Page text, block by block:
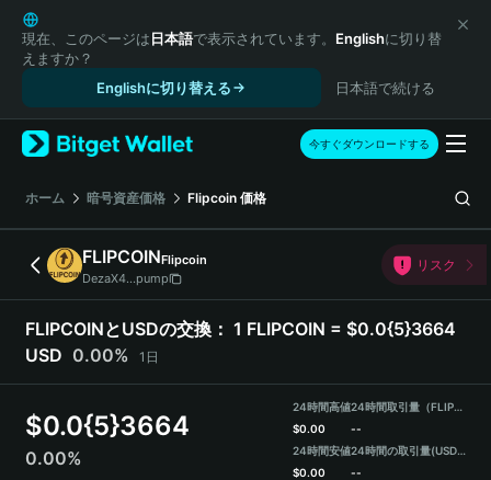
English
日本語
Tiếng Việt
Español (Latinoamérica)
Türkçe
Français
Deutsch
简体中文
繁體中文
Português (Portugal)
Bahasa Indonesia
ภาษาไทย
हिन्दी
Español
Português (Brasil)
現在、このページは日本語で表示されています。 Englishに切り替
えますか？
Englishに切り替える
日本語で続ける
今すぐダウンロードする
ホーム 暗号資産価格 Flipcoin 価格
FLIPCOINFlipcoin
DezaX4...pump
リスク
FLIPCOINとUSDの交換： 1 FLIPCOIN = $0.0{5}3664
USD 0.00% 1日
$0.0{5}3664
0.00%
24時間高値
$0.00
24時間安値
$0.00
24時間取引量（FLIPCOIN）
--
24時間の取引量(USDT)
--